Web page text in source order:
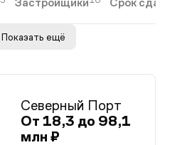
Застройщики Срок
Показать ещё
Северный Порт
От 18,3 до 98,1
млн ₽